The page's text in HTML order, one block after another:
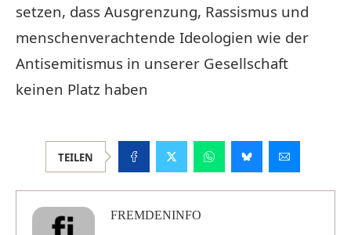
setzen, dass Ausgrenzung, Rassismus und
menschenverachtende Ideologien wie der
Antisemitismus in unserer Gesellschaft
keinen Platz haben
TEILEN
FREMDENINFO